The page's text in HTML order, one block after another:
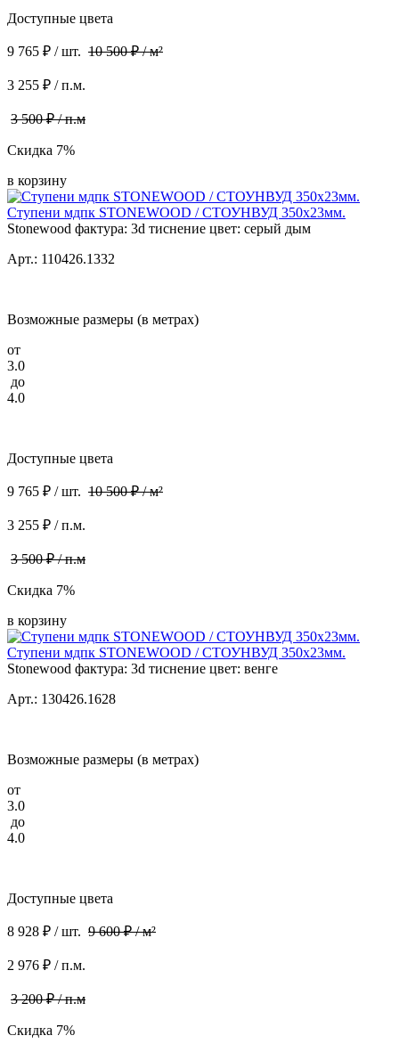
Доступные цвета
9 765 ₽ / шт. 10 500 ₽ / м²
3 255 ₽ / п.м.
3 500 ₽ / п.м
Скидка 7%
в корзину
Ступени мдпк STONEWOOD / СТОУНВУД 350x23мм.
Stonewood фактура: 3d тиснение цвет: серый дым
Арт.: 110426.1332
Возможные размеры (в метрах)
от
3.0
до
4.0
Доступные цвета
9 765 ₽ / шт. 10 500 ₽ / м²
3 255 ₽ / п.м.
3 500 ₽ / п.м
Скидка 7%
в корзину
Ступени мдпк STONEWOOD / СТОУНВУД 350x23мм.
Stonewood фактура: 3d тиснение цвет: венге
Арт.: 130426.1628
Возможные размеры (в метрах)
от
3.0
до
4.0
Доступные цвета
8 928 ₽ / шт. 9 600 ₽ / м²
2 976 ₽ / п.м.
3 200 ₽ / п.м
Скидка 7%